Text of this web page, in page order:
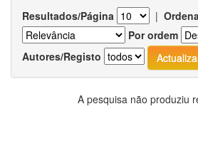
Resultados/Página |
Por ordem
Autores/Registo
A pesquisa não produziu